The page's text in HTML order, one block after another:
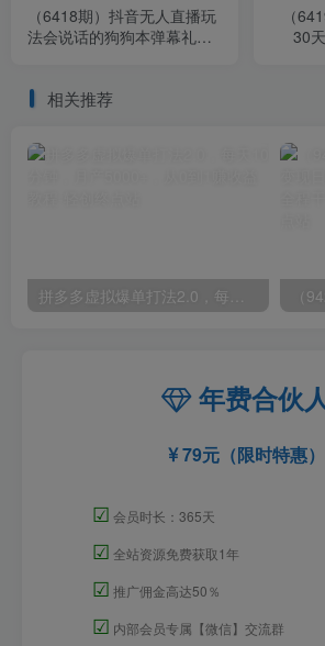
（6418期）抖音无人直播玩
法会说话的狗狗本弹幕礼物
（
30
相关推荐
年费合伙
79元（限时特惠）
☑ 会员时长：365天
☑ 全站资源免费获取1年
☑ 推广佣金高达50％
☑ 内部会员专属【微信】交流群